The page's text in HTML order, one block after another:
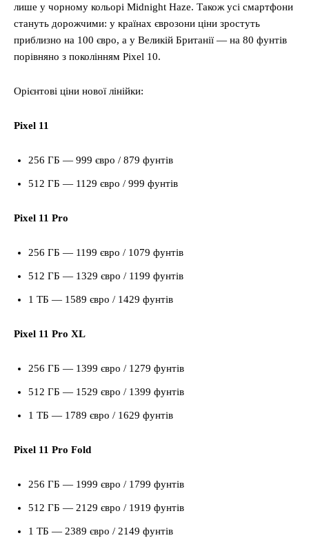
лише у чорному кольорі Midnight Haze. Також усі смартфони
стануть дорожчими: у країнах єврозони ціни зростуть
приблизно на 100 євро, а у Великій Британії — на 80 фунтів
порівняно з поколінням Pixel 10.
Орієнтові ціни нової лінійки:
Pixel 11
256 ГБ — 999 євро / 879 фунтів
512 ГБ — 1129 євро / 999 фунтів
Pixel 11 Pro
256 ГБ — 1199 євро / 1079 фунтів
512 ГБ — 1329 євро / 1199 фунтів
1 ТБ — 1589 євро / 1429 фунтів
Pixel 11 Pro XL
256 ГБ — 1399 євро / 1279 фунтів
512 ГБ — 1529 євро / 1399 фунтів
1 ТБ — 1789 євро / 1629 фунтів
Pixel 11 Pro Fold
256 ГБ — 1999 євро / 1799 фунтів
512 ГБ — 2129 євро / 1919 фунтів
1 ТБ — 2389 євро / 2149 фунтів